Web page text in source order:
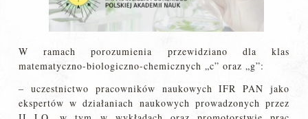
W ramach porozumienia przewidziano dla klas
matematyczno-biologiczno-chemicznych „c” oraz „g”:
– uczestnictwo pracowników naukowych IFR PAN jako
ekspertów w działaniach naukowych prowadzonych przez